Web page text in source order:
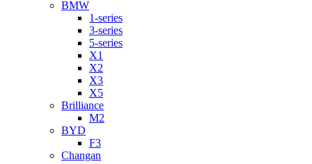
BMW
1-series
3-series
5-series
X1
X2
X3
X5
Brilliance
M2
BYD
F3
Changan